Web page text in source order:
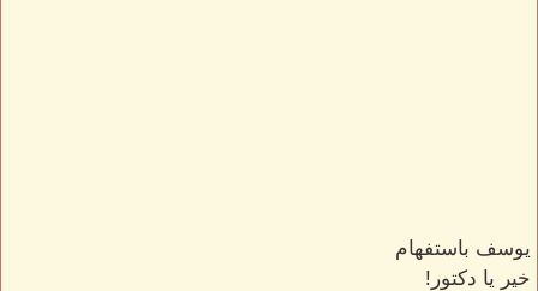
يوسف باستفهام
خير يا دكتور!